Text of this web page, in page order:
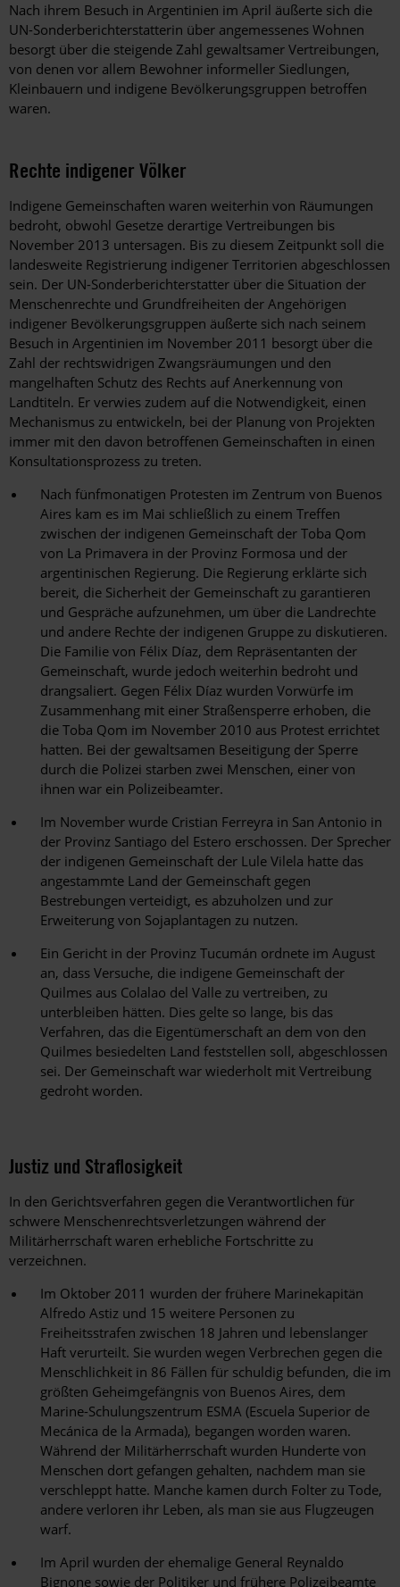
Nach ihrem Besuch in Argentinien im April äußerte sich die
UN-Sonderberichterstatterin über angemessenes Wohnen
besorgt über die steigende Zahl gewaltsamer Vertreibungen,
von denen vor allem Bewohner informeller Siedlungen,
Kleinbauern und indigene Bevölkerungsgruppen betroffen
waren.
Rechte indigener Völker
Indigene Gemeinschaften waren weiterhin von Räumungen
bedroht, obwohl Gesetze derartige Vertreibungen bis
November 2013 untersagen. Bis zu diesem Zeitpunkt soll die
landesweite Registrierung indigener Territorien abgeschlossen
sein. Der UN-Sonderberichterstatter über die Situation der
Menschenrechte und Grundfreiheiten der Angehörigen
indigener Bevölkerungsgruppen äußerte sich nach seinem
Besuch in Argentinien im November 2011 besorgt über die
Zahl der rechtswidrigen Zwangsräumungen und den
mangelhaften Schutz des Rechts auf Anerkennung von
Landtiteln. Er verwies zudem auf die Notwendigkeit, einen
Mechanismus zu entwickeln, bei der Planung von Projekten
immer mit den davon betroffenen Gemeinschaften in einen
Konsultationsprozess zu treten.
Nach fünfmonatigen Protesten im Zentrum von Buenos
Aires kam es im Mai schließlich zu einem Treffen
zwischen der indigenen Gemeinschaft der Toba Qom
von La Primavera in der Provinz Formosa und der
argentinischen Regierung. Die Regierung erklärte sich
bereit, die Sicherheit der Gemeinschaft zu garantieren
und Gespräche aufzunehmen, um über die Landrechte
und andere Rechte der indigenen Gruppe zu diskutieren.
Die Familie von Félix Díaz, dem Repräsentanten der
Gemeinschaft, wurde jedoch weiterhin bedroht und
drangsaliert. Gegen Félix Díaz wurden Vorwürfe im
Zusammenhang mit einer Straßensperre erhoben, die
die Toba Qom im November 2010 aus Protest errichtet
hatten. Bei der gewaltsamen Beseitigung der Sperre
durch die Polizei starben zwei Menschen, einer von
ihnen war ein Polizeibeamter.
Im November wurde Cristian Ferreyra in San Antonio in
der Provinz Santiago del Estero erschossen. Der Sprecher
der indigenen Gemeinschaft der Lule Vilela hatte das
angestammte Land der Gemeinschaft gegen
Bestrebungen verteidigt, es abzuholzen und zur
Erweiterung von Sojaplantagen zu nutzen.
Ein Gericht in der Provinz Tucumán ordnete im August
an, dass Versuche, die indigene Gemeinschaft der
Quilmes aus Colalao del Valle zu vertreiben, zu
unterbleiben hätten. Dies gelte so lange, bis das
Verfahren, das die Eigentümerschaft an dem von den
Quilmes besiedelten Land feststellen soll, abgeschlossen
sei. Der Gemeinschaft war wiederholt mit Vertreibung
gedroht worden.
Justiz und Straflosigkeit
In den Gerichtsverfahren gegen die Verantwortlichen für
schwere Menschenrechtsverletzungen während der
Militärherrschaft waren erhebliche Fortschritte zu
verzeichnen.
Im Oktober 2011 wurden der frühere Marinekapitän
Alfredo Astiz und 15 weitere Personen zu
Freiheitsstrafen zwischen 18 Jahren und lebenslanger
Haft verurteilt. Sie wurden wegen Verbrechen gegen die
Menschlichkeit in 86 Fällen für schuldig befunden, die im
größten Geheimgefängnis von Buenos Aires, dem
Marine-Schulungszentrum ESMA (Escuela Superior de
Mecánica de la Armada), begangen worden waren.
Während der Militärherrschaft wurden Hunderte von
Menschen dort gefangen gehalten, nachdem man sie
verschleppt hatte. Manche kamen durch Folter zu Tode,
andere verloren ihr Leben, als man sie aus Flugzeugen
warf.
Im April wurden der ehemalige General Reynaldo
Bignone sowie der Politiker und frühere Polizeibeamte